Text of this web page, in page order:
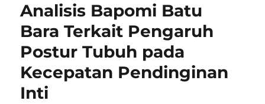
Analisis Bapomi Batu
Bara Terkait Pengaruh
Postur Tubuh pada
Kecepatan Pendinginan
Inti